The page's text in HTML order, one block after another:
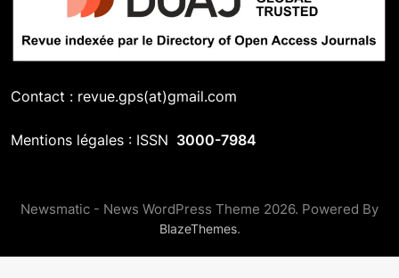
Contact : revue.gps(at)gmail.com
Mentions légales : ISSN 3000-7984
Newsmatic - News WordPress Theme 2026. Powered By
BlazeThemes.